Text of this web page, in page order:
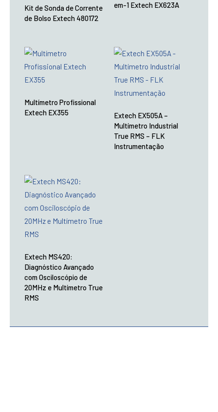
Kit de Sonda de Corrente
de Bolso Extech 480172
em-1 Extech EX623A
Multímetro Profissional
Extech EX355
Extech EX505A –
Multímetro Industrial
True RMS – FLK
Instrumentação
Extech MS420:
Diagnóstico Avançado
com Osciloscópio de
20MHz e Multímetro True
RMS